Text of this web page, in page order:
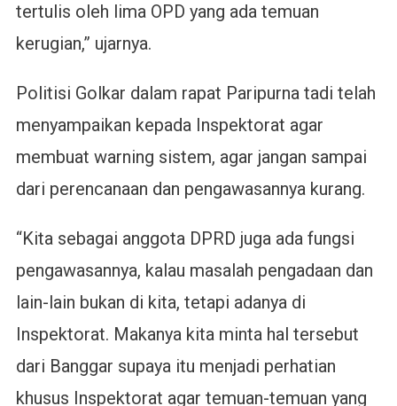
tertulis oleh lima OPD yang ada temuan
kerugian,” ujarnya.
Politisi Golkar dalam rapat Paripurna tadi telah
menyampaikan kepada Inspektorat agar
membuat warning sistem, agar jangan sampai
dari perencanaan dan pengawasannya kurang.
“Kita sebagai anggota DPRD juga ada fungsi
pengawasannya, kalau masalah pengadaan dan
lain-lain bukan di kita, tetapi adanya di
Inspektorat. Makanya kita minta hal tersebut
dari Banggar supaya itu menjadi perhatian
khusus Inspektorat agar temuan-temuan yang